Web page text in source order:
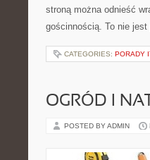
stroną można odnieść
gościnnością. To nie
CATEGORIES: PORADY
OGRÓD I
POSTED BY ADMIN